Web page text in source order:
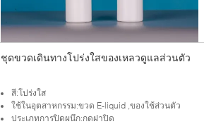
ชุดขวดเดินทางโปร่งใสของเหลวดูแลส่วนตัว
สี:โปร่งใส
ใช้ในอุตสาหกรรม:ขวด E-liquid ,ของใช้ส่วนตัว
ประเภทการปิดผนึก:กดฝาปิด